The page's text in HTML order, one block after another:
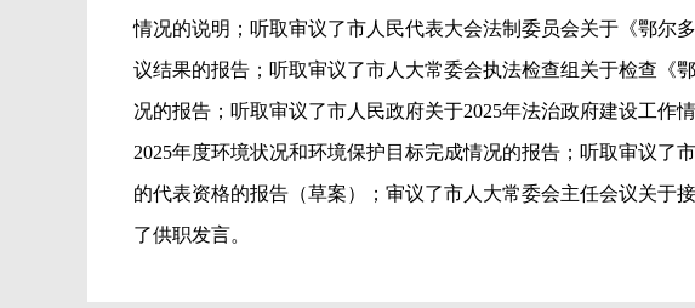
情况的说明；听取审议了市人民代表大会法制委员会关于《鄂尔
议结果的报告；听取审议了市人大常委会执法检查组关于检查《
况的报告；听取审议了市人民政府关于2025年法治政府建设工作
2025年度环境状况和环境保护目标完成情况的报告；听取审议了
的代表资格的报告（草案）；审议了市人大常委会主任会议关于
了供职发言。